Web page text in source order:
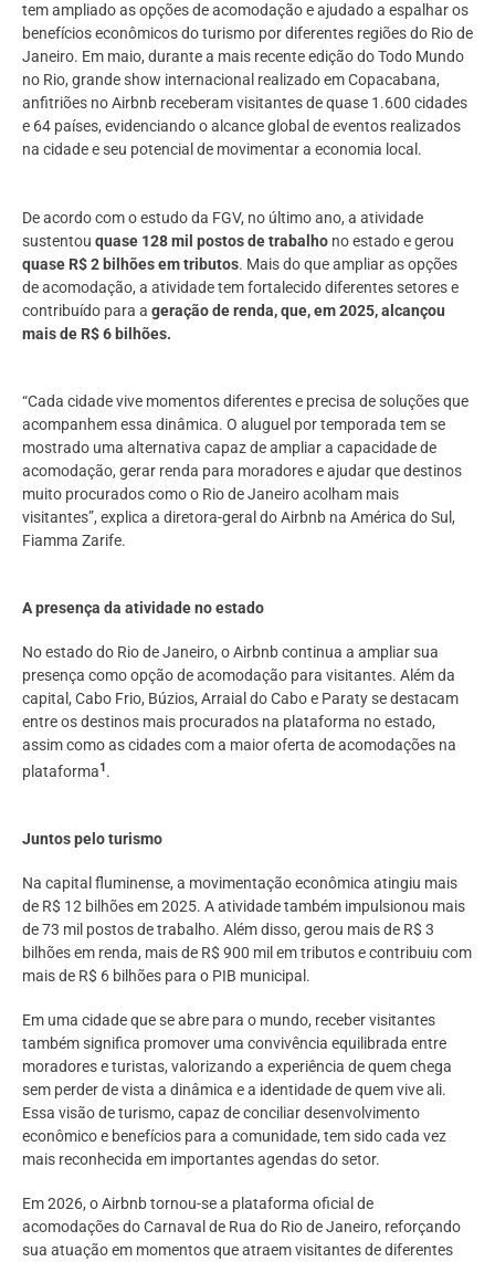
tem ampliado as opções de acomodação e ajudado a espalhar os
benefícios econômicos do turismo por diferentes regiões do Rio de
Janeiro. Em maio, durante a mais recente edição do Todo Mundo
no Rio, grande show internacional realizado em Copacabana,
anfitriões no Airbnb receberam visitantes de quase 1.600 cidades
e 64 países, evidenciando o alcance global de eventos realizados
na cidade e seu potencial de movimentar a economia local.
De acordo com o estudo da FGV, no último ano, a atividade
sustentou quase 128 mil postos de trabalho no estado e gerou
quase R$ 2 bilhões em tributos. Mais do que ampliar as opções
de acomodação, a atividade tem fortalecido diferentes setores e
contribuído para a geração de renda, que, em 2025, alcançou
mais de R$ 6 bilhões.
“Cada cidade vive momentos diferentes e precisa de soluções que
acompanhem essa dinâmica. O aluguel por temporada tem se
mostrado uma alternativa capaz de ampliar a capacidade de
acomodação, gerar renda para moradores e ajudar que destinos
muito procurados como o Rio de Janeiro acolham mais
visitantes”, explica a diretora-geral do Airbnb na América do Sul,
Fiamma Zarife.
A presença da atividade no estado
No estado do Rio de Janeiro, o Airbnb continua a ampliar sua
presença como opção de acomodação para visitantes. Além da
capital, Cabo Frio, Búzios, Arraial do Cabo e Paraty se destacam
entre os destinos mais procurados na plataforma no estado,
assim como as cidades com a maior oferta de acomodações na
plataforma1.
Juntos pelo turismo
Na capital fluminense, a movimentação econômica atingiu mais
de R$ 12 bilhões em 2025. A atividade também impulsionou mais
de 73 mil postos de trabalho. Além disso, gerou mais de R$ 3
bilhões em renda, mais de R$ 900 mil em tributos e contribuiu com
mais de R$ 6 bilhões para o PIB municipal.
Em uma cidade que se abre para o mundo, receber visitantes
também significa promover uma convivência equilibrada entre
moradores e turistas, valorizando a experiência de quem chega
sem perder de vista a dinâmica e a identidade de quem vive ali.
Essa visão de turismo, capaz de conciliar desenvolvimento
econômico e benefícios para a comunidade, tem sido cada vez
mais reconhecida em importantes agendas do setor.
Em 2026, o Airbnb tornou-se a plataforma oficial de
acomodações do Carnaval de Rua do Rio de Janeiro, reforçando
sua atuação em momentos que atraem visitantes de diferentes